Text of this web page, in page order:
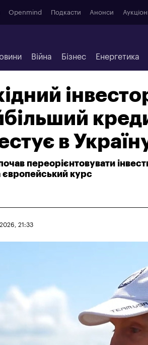
Openmind Подкасти Анонси
Війна Бізнес Енергетика
в
переорієнтовувати
європейський курс
21:33